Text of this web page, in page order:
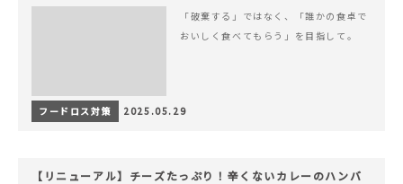
「破棄する」ではなく、「誰かの食卓で
おいしく食べてもらう」を目指して。
フードロス対策 2025.05.29
【リニューアル】チーズたっぷり！辛くないカレーのハンバ